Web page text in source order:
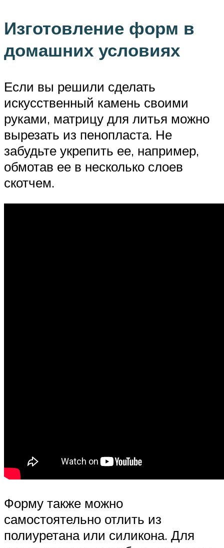
Изготовление форм в
домашних условиях
Если вы решили сделать
искусственный камень своими
руками, матрицу для литья можно
вырезать из пенопласта. Не
забудьте укрепить ее, например,
обмотав ее в несколько слоев
скотчем.
Форму также можно
самостоятельно отлить из
полиуретана или силикона. Для